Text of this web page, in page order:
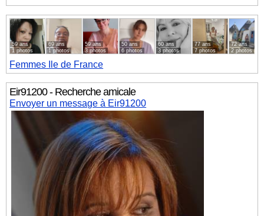
59 ans
1 photos
69 ans
1 photos
59 ans
3 photos
50 ans
6 photos
60 ans
3 photos
77 ans
7 photos
72 ans
2 photos
Femmes Ile de France
Eir91200 - Recherche amicale
Envoyer un message à Eir91200